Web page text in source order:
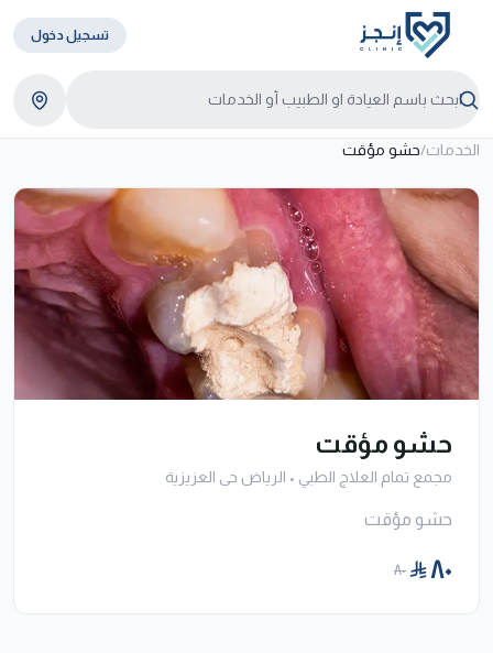
تسجيل دخول
الخدمات/حشو مؤقت
حشو مؤقت
مجمع تمام العلاج الطبي • الرياض حى العزيزية
حشو مؤقت
٨٠ ٨٠